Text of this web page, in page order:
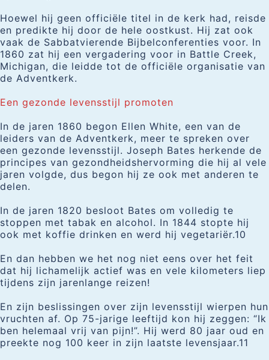
Hoewel hij geen officiële titel in de kerk had, reisde
en predikte hij door de hele oostkust. Hij zat ook
vaak de Sabbatvierende Bijbelconferenties voor. In
1860 zat hij een vergadering voor in Battle Creek,
Michigan, die leidde tot de officiële organisatie van
de Adventkerk.
Een gezonde levensstijl promoten
In de jaren 1860 begon Ellen White, een van de
leiders van de Adventkerk, meer te spreken over
een gezonde levensstijl. Joseph Bates herkende de
principes van gezondheidshervorming die hij al vele
jaren volgde, dus begon hij ze ook met anderen te
delen.
In de jaren 1820 besloot Bates om volledig te
stoppen met tabak en alcohol. In 1844 stopte hij
ook met koffie drinken en werd hij vegetariër.10
En dan hebben we het nog niet eens over het feit
dat hij lichamelijk actief was en vele kilometers liep
tijdens zijn jarenlange reizen!
En zijn beslissingen over zijn levensstijl wierpen hun
vruchten af. Op 75-jarige leeftijd kon hij zeggen: “Ik
ben helemaal vrij van pijn!”. Hij werd 80 jaar oud en
preekte nog 100 keer in zijn laatste levensjaar.11